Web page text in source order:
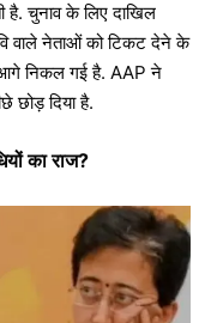
है. चुनाव के लिए दाखिल
वाले नेताओं को टिकट देने के
आगे निकल गई है. AAP ने
छोड़ दिया है.
का राज?